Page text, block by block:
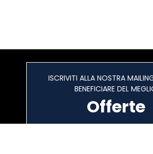
ISCRIVITI ALLA NOSTRA
BENEFICIARE DEL
Offerte